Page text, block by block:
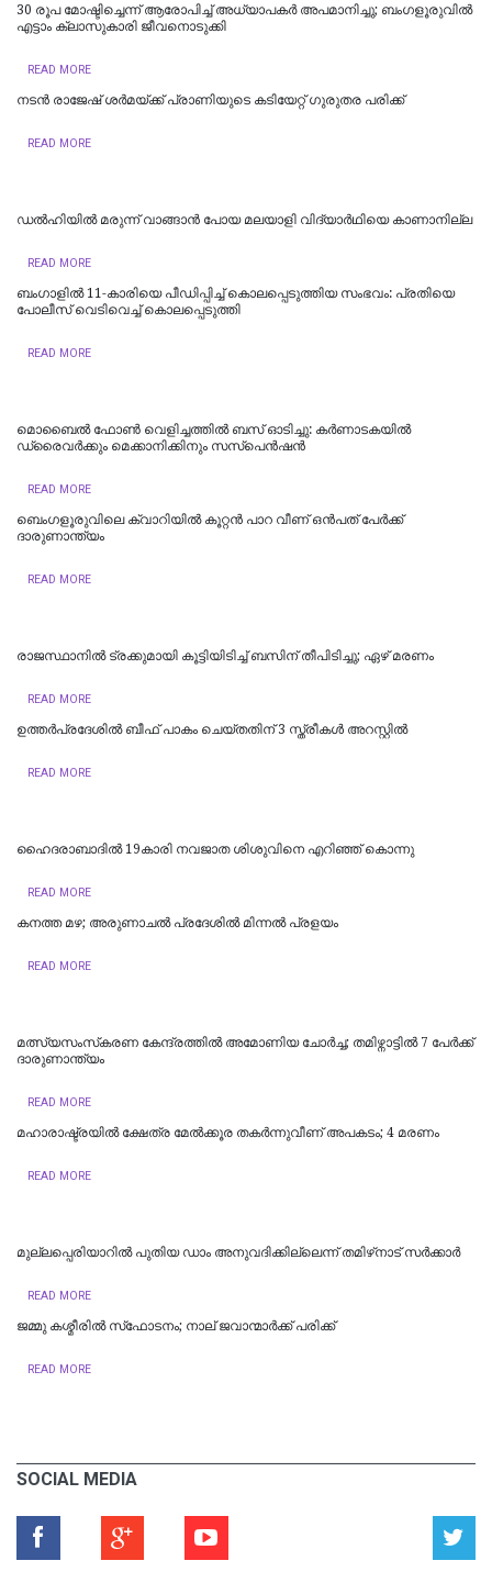
30 രൂപ മോഷ്ടിച്ചെന്ന് ആരോപിച്ച് അധ്യാപകർ അപമാനിച്ചു; ബംഗളൂരുവിൽ
എട്ടാം ക്ലാസുകാരി ജീവനൊടുക്കി
READ MORE
നടൻ രാജേഷ് ശർമയ്ക്ക് പ്രാണിയുടെ കടിയേറ്റ് ഗുരുതര പരിക്ക്
READ MORE
ഡല്‍ഹിയില്‍ മരുന്ന് വാങ്ങാൻ പോയ മലയാളി വിദ്യാർഥിയെ കാണാനില്ല
READ MORE
ബംഗാളിൽ 11-കാരിയെ പീഡിപ്പിച്ച് കൊലപ്പെടുത്തിയ സംഭവം: പ്രതിയെ
പോലീസ് വെടിവെച്ച് കൊലപ്പെടുത്തി
READ MORE
മൊബൈൽ ഫോൺ വെളിച്ചത്തിൽ ബസ് ഓടിച്ചു: കർണാടകയിൽ
ഡ്രൈവർക്കും മെക്കാനിക്കിനും സസ്പെൻഷൻ
READ MORE
ബെംഗളൂരുവിലെ ക്വാറിയിൽ കൂറ്റൻ പാറ വീണ് ഒൻപത് പേർക്ക്
ദാരുണാന്ത്യം
READ MORE
രാജസ്ഥാനില്‍ ട്രക്കുമായി കൂട്ടിയിടിച്ച് ബസിന് തീപിടിച്ചു; ഏഴ് മരണം
READ MORE
ഉത്തര്‍പ്രദേശില്‍ ബീഫ് പാകം ചെയ്തതിന് 3 സ്ത്രീകള്‍ അറസ്റ്റില്‍
READ MORE
ഹൈദരാബാദില്‍ 19കാരി നവജാത ശിശുവിനെ എറിഞ്ഞ് കൊന്നു
READ MORE
കനത്ത മഴ; അരുണാചൽ പ്രദേശിൽ മിന്നൽ പ്രളയം
READ MORE
മത്സ്യസംസ്‌കരണ കേന്ദ്രത്തിൽ അമോണിയ ചോർച്ച; തമിഴ്നാട്ടിൽ 7 പേർക്ക്
ദാരുണാന്ത്യം ‌‌
READ MORE
മഹാരാഷ്ട്രയിൽ ക്ഷേത്ര മേൽക്കൂര തകർന്നുവീണ് അപകടം; 4 മരണം
READ MORE
മുല്ലപ്പെരിയാറിൽ പുതിയ ഡാം അനുവദിക്കില്ലെന്ന് തമിഴ്‌നാട് സർക്കാർ
READ MORE
ജമ്മു കശ്മീരില്‍ സ്‌ഫോടനം; നാല് ജവാന്മാര്‍ക്ക് പരിക്ക്
READ MORE
SOCIAL MEDIA